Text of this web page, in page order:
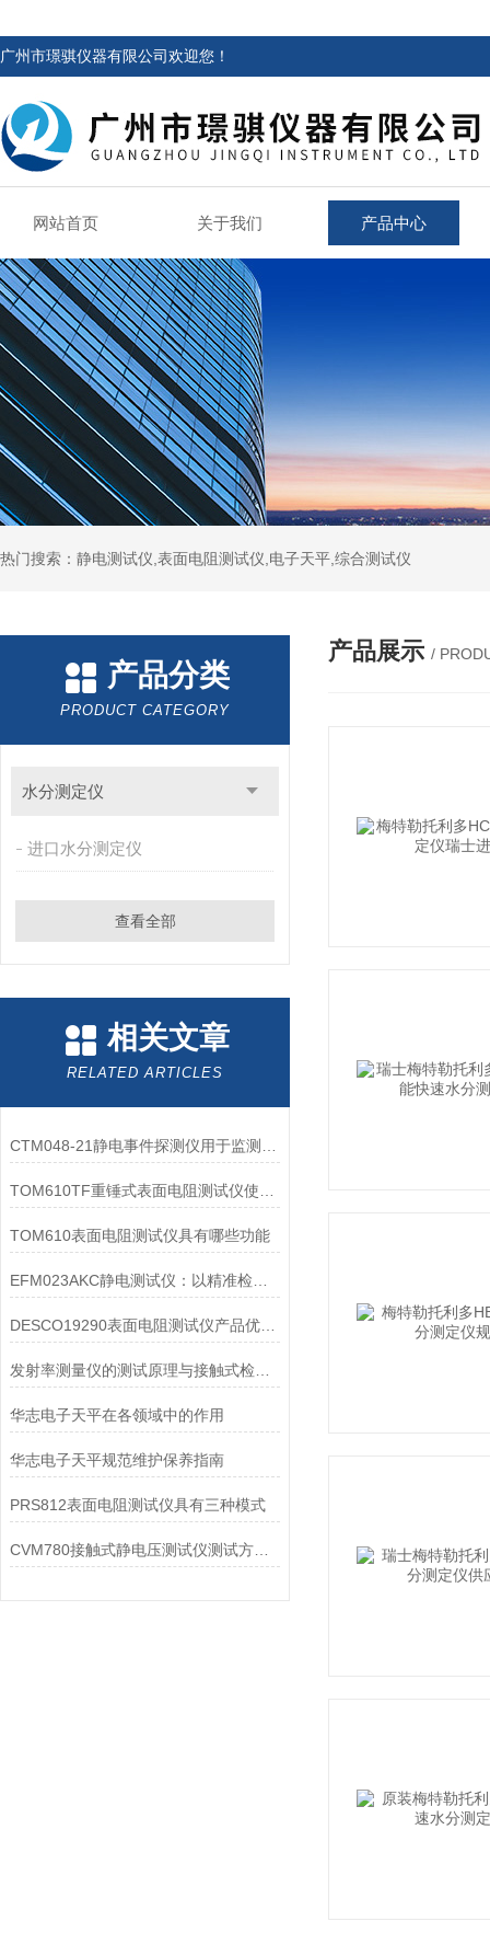
广州市璟骐仪器有限公司欢迎您！
网站首页 关于我们 产品中心
热门搜索：静电测试仪,表面电阻测试仪,电子天平,综合测试仪
产品分类
PRODUCT CATEGORY
水分测定仪
进口水分测定仪
查看全部
相关文章
RELATED ARTICLES
TOM610表面电阻测试仪具有哪些功能
DESCO19290表面电阻测试仪产品优缺点介绍
华志电子天平在各领域中的作用
华志电子天平规范维护保养指南
PRS812表面电阻测试仪具有三种模式
CVM780接触式静电压测试仪测试方式，大家可以来此看看
产品展示 /